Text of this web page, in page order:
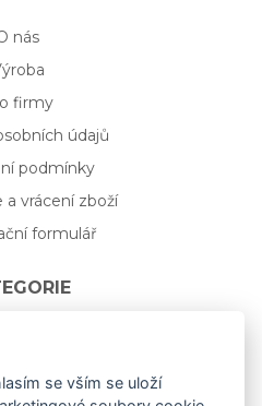
nás
firmy
údajů
podmínky
a vrácení zboží
formulář
sklo
se vším se uloží